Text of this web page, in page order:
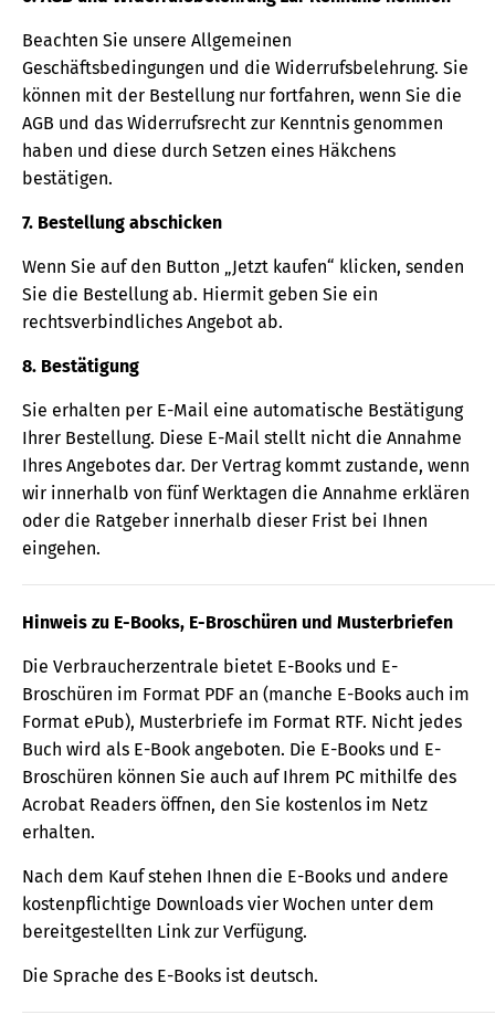
Beachten Sie unsere Allgemeinen
Geschäftsbedingungen und die Widerrufsbelehrung. Sie
können mit der Bestellung nur fortfahren, wenn Sie die
AGB und das Widerrufsrecht zur Kenntnis genommen
haben und diese durch Setzen eines Häkchens
bestätigen.
7. Bestellung abschicken
Wenn Sie auf den Button „Jetzt kaufen“ klicken, senden
Sie die Bestellung ab. Hiermit geben Sie ein
rechtsverbindliches Angebot ab.
8. Bestätigung
Sie erhalten per E-Mail eine automatische Bestätigung
Ihrer Bestellung. Diese E-Mail stellt nicht die Annahme
Ihres Angebotes dar. Der Vertrag kommt zustande, wenn
wir innerhalb von fünf Werktagen die Annahme erklären
oder die Ratgeber innerhalb dieser Frist bei Ihnen
eingehen.
Hinweis zu E-Books, E-Broschüren und Musterbriefen
Die Verbraucherzentrale bietet E-Books und E-
Broschüren im Format PDF an (manche E-Books auch im
Format ePub), Musterbriefe im Format RTF. Nicht jedes
Buch wird als E-Book angeboten. Die E-Books und E-
Broschüren können Sie auch auf Ihrem PC mithilfe des
Acrobat Readers öffnen, den Sie kostenlos im Netz
erhalten.
Nach dem Kauf stehen Ihnen die E-Books und andere
kostenpflichtige Downloads vier Wochen unter dem
bereitgestellten Link zur Verfügung.
Die Sprache des E-Books ist deutsch.